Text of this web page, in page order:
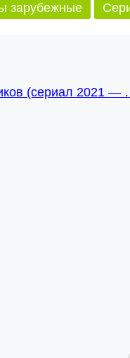
зарубежные
(сериал 2021 —